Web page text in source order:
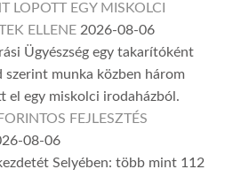
LOPOTT EGY MISKOLCI
ELLENE 2026-08-06
Ügyészség egy takarítóként
szerint munka közben három
egy miskolci irodaházból.
FEJLESZTÉS
08-06
Selyében: több mint 112